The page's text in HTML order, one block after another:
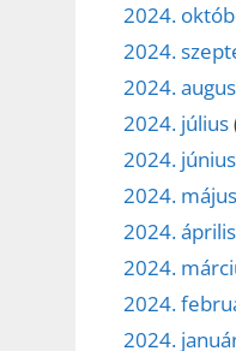
2024.
2024.
2024.
2024. július
2024. június
2024. május
2024. április
2024.
2024.
2024.